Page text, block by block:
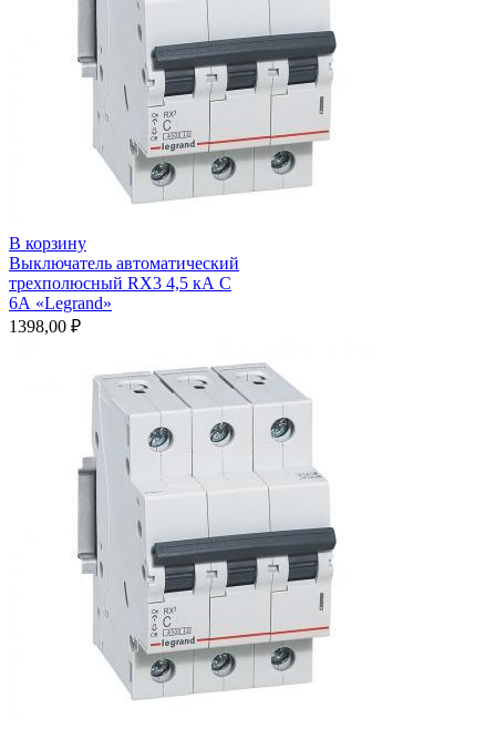
В корзину
Выключатель автоматический
трехполюсный RX3 4,5 кА С
6А «Legrand»
1398,00 ₽